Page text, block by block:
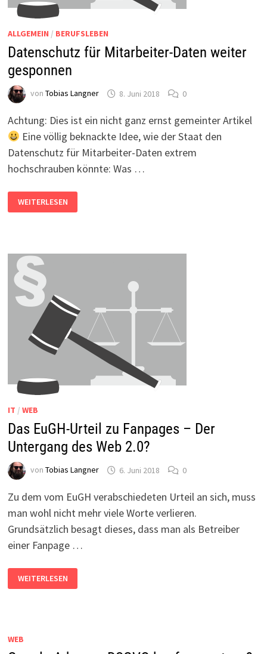
ALLGEMEIN / BERUFSLEBEN
Datenschutz für Mitarbeiter-Daten weiter
gesponnen
von Tobias Langner 8. Juni 2018 0
Achtung: Dies ist ein nicht ganz ernst gemeinter Artikel
Eine völlig beknackte Idee, wie der Staat den
Datenschutz für Mitarbeiter-Daten extrem
hochschrauben könnte: Was …
FÜR
MITARBEITER-
WEITERLESEN
IT / WEB
Das EuGH-Urteil zu Fanpages – Der
Untergang des Web 2.0?
von Tobias Langner 6. Juni 2018 0
Zu dem vom EuGH verabschiedeten Urteil an sich, muss
man wohl nicht mehr viele Worte verlieren.
Grundsätzlich besagt dieses, dass man als Betreiber
einer Fanpage …
EUGH-
URTEIL
DES
WEITERLESEN
WEB